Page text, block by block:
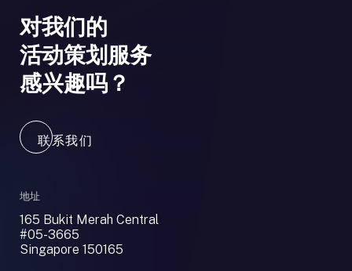
对我们的
活动策划服务
感兴趣吗？
联系我们
地址
165 Bukit Merah Central
#05-3665
Singapore 150165